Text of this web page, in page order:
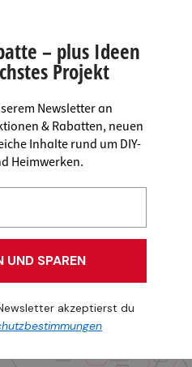
– plus Ideen
Projekt
Newsletter an
& Rabatten, neuen
Inhalte rund um DIY-
Heimwerken.
UND SPAREN
akzeptierst du